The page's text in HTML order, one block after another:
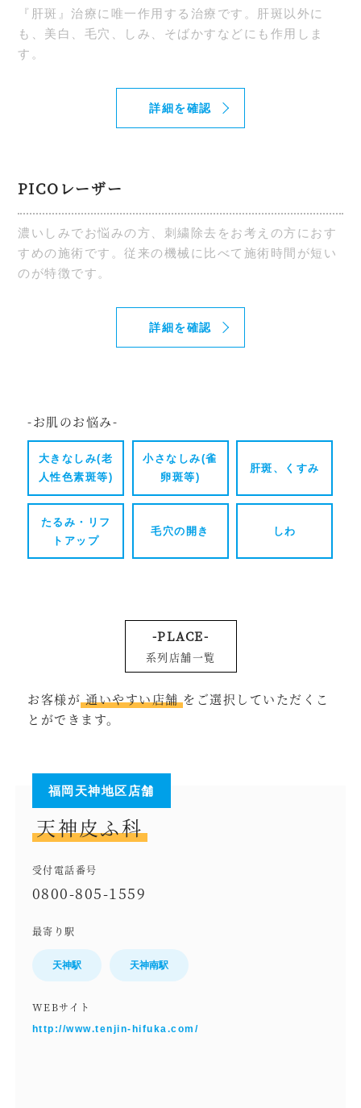
『肝斑』治療に唯一作用する治療です。肝斑以外に
も、美白、毛穴、しみ、そばかすなどにも作用しま
す。
詳細を確認
PICOレーザー
濃いしみでお悩みの方、刺繍除去をお考えの方におす
すめの施術です。従来の機械に比べて施術時間が短い
のが特徴です。
詳細を確認
-お肌のお悩み-
大きなしみ(老
人性色素斑等)
小さなしみ(雀
卵斑等)
肝斑、くすみ
たるみ・リフ
トアップ
毛穴の開き しわ
-PLACE-
系列店舗一覧
お客様が 通いやすい店舗 をご選択していただくこ
とができます。
福岡天神地区店舗
天神皮ふ科
受付電話番号
0800-805-1559
最寄り駅
天神駅 天神南駅
WEBサイト
http://www.tenjin-hifuka.com/